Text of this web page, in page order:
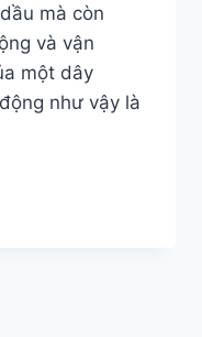
mà còn
và vận
một dây
như vậy là